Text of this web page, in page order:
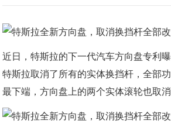
近日，特斯拉的下一代汽车方向盘专利
特斯拉取消了所有的实体换挡杆，全部
最下端，方向盘上的两个实体滚轮也取